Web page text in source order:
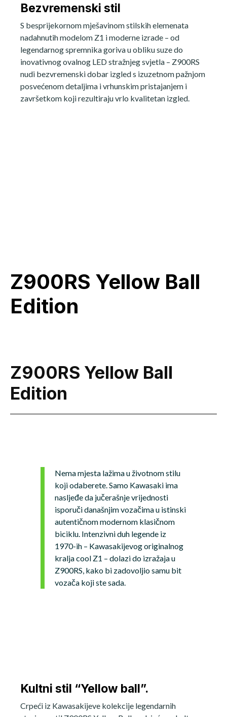
Bezvremenski stil
S besprijekornom mješavinom stilskih elemenata
nadahnutih modelom Z1 i moderne izrade – od
legendarnog spremnika goriva u obliku suze do
inovativnog ovalnog LED stražnjeg svjetla – Z900RS
nudi bezvremenski dobar izgled s izuzetnom pažnjom
posvećenom detaljima i vrhunskim pristajanjem i
završetkom koji rezultiraju vrlo kvalitetan izgled.
Z900RS Yellow Ball
Edition
Z900RS Yellow Ball
Edition
Nema mjesta lažima u životnom stilu
koji odaberete. Samo Kawasaki ima
nasljeđe da jučerašnje vrijednosti
isporuči današnjim vozačima u istinski
autentičnom modernom klasičnom
biciklu. Intenzivni duh legende iz
1970-ih – Kawasakijevog originalnog
kralja cool Z1 – dolazi do izražaja u
Z900RS, kako bi zadovoljio samu bit
vozača koji ste sada.
Kultni stil “Yellow ball”.
Crpeći iz Kawasakijeve kolekcije legendarnih